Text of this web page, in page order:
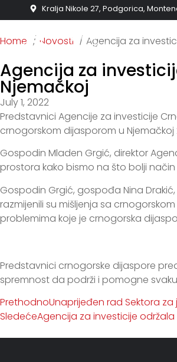
Kralja Nikole 27, Podgorica,
O AGENCIJI
Home Novosti Agencija za
Agencija za
Njemačkoj
July 1, 2022
Predstavnici Agencije za investicije
crnogorskom dijasporom u
Gospodin Mladen Grgić, direktor
prostora kako bismo na što bolji
Gospodin Grgić, gospođa Nina
razmijenili su mišljenja sa
problemima koje je crnogorska
Predstavnici crnogorske dijaspore
spremnost da podrži i pomogne
PrethodnoUnaprijeđen rad Sektora
SledećeAgencija za investicije